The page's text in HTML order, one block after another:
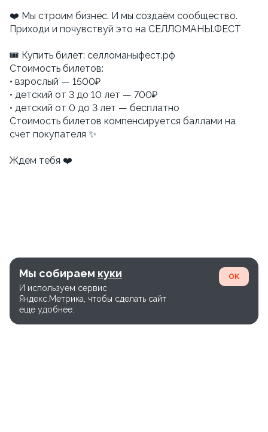
❤️ Мы строим бизнес. И мы создаём сообщество.
Приходи и почувствуй это на СЕЛЛОМАНЫ.ФЕСТ
🎟 Купить билет: селломаныфест.рф
Стоимость билетов:
• взрослый — 1500₽
• детский от 3 до 10 лет — 700₽
• детский от 0 до 3 лет — бесплатно
Стоимость билетов компенсируется баллами на
счет покупателя ✨
Ждем тебя ❤️
Мы собираем куки
И используем сервис
Яндекс.Метрика, чтобы сделать сайт
еще удобнее.
OK